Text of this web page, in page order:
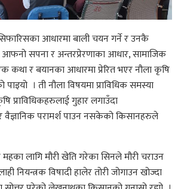
आधारमा बाली चयन गर्ने र उनकै
आफनो सपना र अन्तरप्रेरणाका आधार, सामाजिक
कथा र बयानका आधारमा प्रेरित भएर नौला कृषि
। ती नौला विषयमा प्राविधिक समस्या
प्राविधिकहरुलाई गुहार लगाउँदा
वैज्ञानिक परामर्श पाउन नसकेको किसानहरुले
लागि मौरी खेति गरेका सिनले मौरी चराउन
नियन्त्रक विषादी हालेर तोरी जोगाउन खोज्दा